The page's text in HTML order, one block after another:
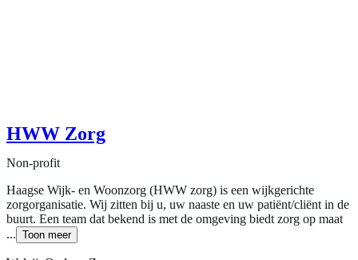
HWW Zorg
Non-profit
Haagse Wijk- en Woonzorg (HWW zorg) is een wijkgerichte
zorgorganisatie. Wij zitten bij u, uw naaste en uw patiënt/cliënt in de
buurt. Een team dat bekend is met de omgeving biedt zorg op maat
... Toon meer